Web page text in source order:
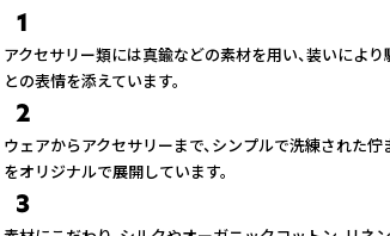
1
アクセサリー類には真鍮などの素材を用い、装いによ
との表情を添えています。
2
ウェアからアクセサリーまで、シンプルで洗練された
をオリジナルで展開しています。
3